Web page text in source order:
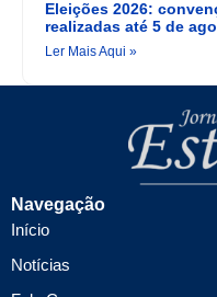
Eleições 2026:
realizadas até 5 de
Ler Mais Aqui »
Navegação
Início
Notícias